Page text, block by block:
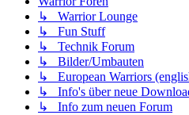
↳ Warrior Lounge
↳ Fun Stuff
↳ Technik Forum
↳ Bilder/Umbauten
↳ European Warriors
↳ Info's über neue
↳ Info zum neuen Forum